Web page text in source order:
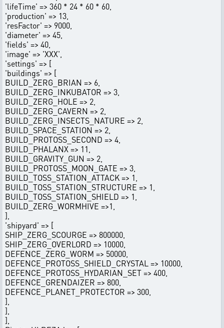
'lifeTime' => 360 * 24 * 60 * 60,
'production' => 13,
'resFactor' => 9000,
'diameter' => 45,
'fields' => 40,
'image' => 'XXX',
'settings' => [
'buildings' => [
BUILD_ZERG_BRIAN => 6,
BUILD_ZERG_INKUBATOR => 3,
BUILD_ZERG_HOLE => 2,
BUILD_ZERG_CAVERN => 2,
BUILD_ZERG_INSECTS_NATURE => 2,
BUILD_SPACE_STATION => 2,
BUILD_PROTOSS_SECOND => 4,
BUILD_PHALANX => 11,
BUILD_GRAVITY_GUN => 2,
BUILD_PROTOSS_MOON_GATE => 3,
BUILD_TOSS_STATION_ATTACK => 1,
BUILD_TOSS_STATION_STRUCTURE => 1,
BUILD_TOSS_STATION_SHIELD => 1,
BUILD_ZERG_WORMHIVE =>1,
],
'shipyard' => [
SHIP_ZERG_SCOURGE => 800000,
SHIP_ZERG_OVERLORD => 10000,
DEFENCE_ZERG_WORM => 50000,
DEFENCE_PROTOSS_SHIELD_CRYSTAL => 10000,
DEFENCE_PROTOSS_HYDARIAN_SET => 400,
DEFENCE_GRENDAIZER => 800,
DEFENCE_PLANET_PROTECTOR => 300,
],
],
],